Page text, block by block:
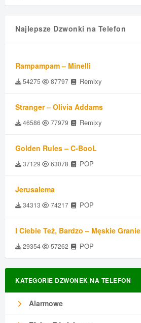
Najlepsze Dzwonki na Telefon
Rampampam – Minelli
54275 87797 Remixy
Stranger – Olivia Addams
46586 77979 Remixy
Golden Rules – C-BooL
37129 63078 POP
Jerusalema
34313 74217 POP
I Ciebie Też, Bardzo – Męskie Granie
29354 57262 POP
KATEGORIE DZWONEK NA TELEFON
Alarmowe